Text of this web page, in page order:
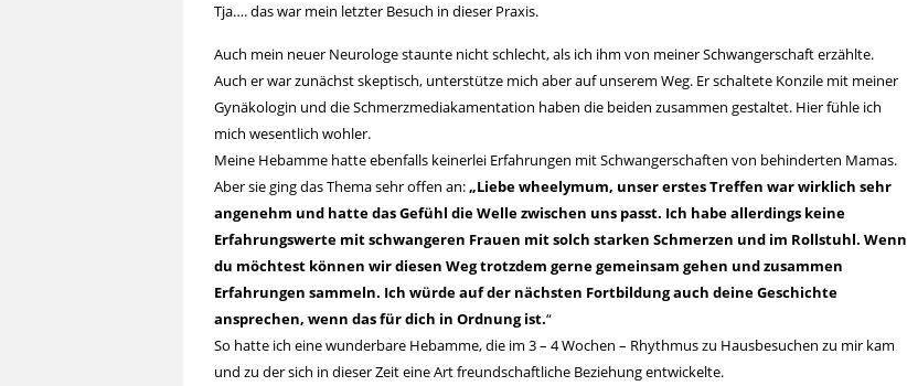
Tja…. das war mein letzter Besuch in dieser Praxis.
Auch mein neuer Neurologe staunte nicht schlecht, als ich ihm von meiner Schwangerschaft erzählte.
Auch er war zunächst skeptisch, unterstütze mich aber auf unserem Weg. Er schaltete Konzile mit meiner
Gynäkologin und die Schmerzmediakamentation haben die beiden zusammen gestaltet. Hier fühle ich
mich wesentlich wohler.
Meine Hebamme hatte ebenfalls keinerlei Erfahrungen mit Schwangerschaften von behinderten Mamas.
Aber sie ging das Thema sehr offen an:„Liebe wheelymum, unser erstes Treffen war wirklich sehr
angenehm und hatte das Gefühl die Welle zwischen uns passt. Ich habe allerdings keine
Erfahrungswerte mit schwangeren Frauen mit solch starken Schmerzen und im Rollstuhl. Wenn
du möchtest können wir diesen Weg trotzdem gerne gemeinsam gehen und zusammen
Erfahrungen sammeln. Ich würde auf der nächsten Fortbildung auch deine Geschichte
ansprechen, wenn das für dich in Ordnung ist.“
So hatte ich eine wunderbare Hebamme, die im 3 – 4 Wochen – Rhythmus zu Hausbesuchen zu mir kam
und zu der sich in dieser Zeit eine Art freundschaftliche Beziehung entwickelte.